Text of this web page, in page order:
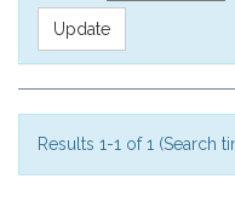
Results 1-1 of 1 (Search